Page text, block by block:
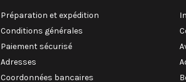
Préparation et expédition
Conditions générales
Paiement sécurisé
Adresses
Coordonnées bancaires